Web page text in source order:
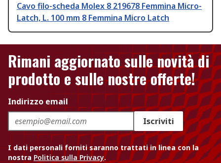
Cavo filo-scheda Molex 8 219678 Femmina Micro-
Latch, L. 100 mm 8 Femmina Micro Latch
Rimani aggiornato sulle novità di
prodotto e sulle nostre offerte!
Indirizzo email
Iscriviti
I dati personali forniti saranno trattati in linea con la
nostra Politica sulla Privacy.